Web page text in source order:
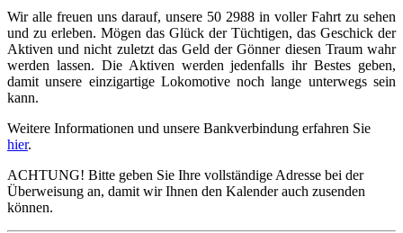
Wir alle freuen uns darauf, unsere 50 2988 in voller Fahrt zu sehen
und zu erleben. Mögen das Glück der Tüchtigen, das Geschick der
Aktiven und nicht zuletzt das Geld der Gönner diesen Traum wahr
werden lassen. Die Aktiven werden jedenfalls ihr Bestes geben,
damit unsere einzigartige Lokomotive noch lange unterwegs sein
kann.
Weitere Informationen und unsere Bankverbindung erfahren Sie
hier.
ACHTUNG! Bitte geben Sie Ihre vollständige Adresse bei der
Überweisung an, damit wir Ihnen den Kalender auch zusenden
können.